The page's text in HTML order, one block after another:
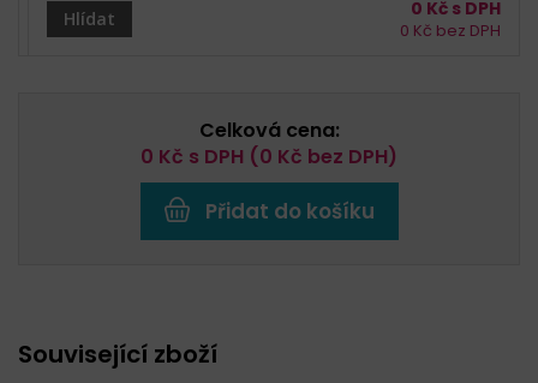
Hlídat 0 Kč s DPH
0 Kč bez DPH
Celková cena:
0 Kč s DPH (0 Kč bez DPH)
Přidat do košíku
Související zboží